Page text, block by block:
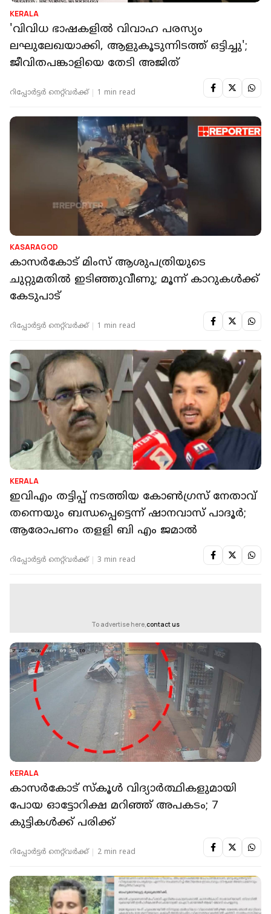
KERALA
'വിവിധ ഭാഷകളിൽ വിവാഹ പരസ്യം
ലഘുലേഖയാക്കി, ആളുകൂടുന്നിടത്ത് ഒട്ടിച്ചു';
ജീവിതപങ്കാളിയെ തേടി അജിത്
റിപ്പോർട്ടർ നെറ്റ്‌വര്‍ക്ക്‌ 1 min read
KASARAGOD
കാസര്‍കോട് മിംസ് ആശുപത്രിയുടെ
ചുറ്റുമതില്‍ ഇടിഞ്ഞുവീണു; മൂന്ന് കാറുകള്‍ക്ക്
കേടുപാട്
റിപ്പോർട്ടർ നെറ്റ്‌വര്‍ക്ക്‌ 1 min read
KERALA
ഇവിഎം തട്ടിപ്പ് നടത്തിയ കോണ്‍ഗ്രസ് നേതാവ്
തന്നെയും ബന്ധപ്പെട്ടെന്ന് ഷാനവാസ് പാദൂര്‍;
ആരോപണം തളളി ബി എം ജമാല്‍
റിപ്പോർട്ടർ നെറ്റ്‌വര്‍ക്ക്‌ 3 min read
To advertise here, contact us
KERALA
കാസര്‍കോട് സ്‌കൂള്‍ വിദ്യാർത്ഥികളുമായി
പോയ ഓട്ടോറിക്ഷ മറിഞ്ഞ് അപകടം; 7
കുട്ടികള്‍ക്ക് പരിക്ക്
റിപ്പോർട്ടർ നെറ്റ്‌വര്‍ക്ക്‌ 2 min read